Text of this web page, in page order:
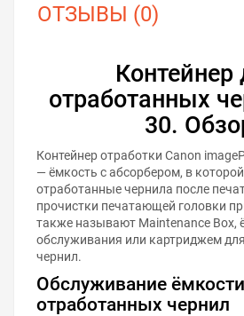
ОТЗЫВЫ (0)
Контейнер
отработанных
30.
Контейнер отработки Canon
— ёмкость с абсорбером, в
отработанные чернила после
прочистки печатающей головки
также называют Maintenance Box,
обслуживания или картриджем
чернил.
Обслуживание ёмкости
отработанных чернил